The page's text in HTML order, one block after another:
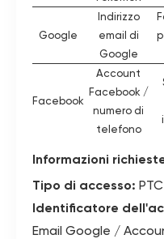
Google
Indirizzo
email di
Google
Facebook
Account
Facebook /
numero di
telefono
Informazioni
Tipo di accesso:
Identificatore
Email Google /